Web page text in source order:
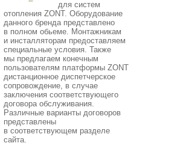
для систем
отопления ZONT. Оборудование
данного бренда представлено
в полном обьеме. Монтажникам
и инсталляторам предоставляем
специальные условия. Также
мы предлагаем конечным
пользователям платформы ZONT
дистанционное диспетчерское
сопровождение, в случае
заключения соответствующего
договора обслуживания.
Различные варианты договоров
представлены
в соответствующем разделе
сайта.